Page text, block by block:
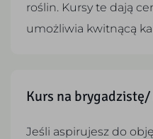
roślin. Kursy te dają
umożliwia kwitnącą
Kurs na
Jeśli aspirujesz do